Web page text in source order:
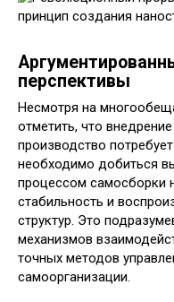
перспективы
Несмотря на
отметить, что
производство
необходимо добиться
процессом самосборки
стабильность и
структур. Это
механизмов
точных методов
самоорганизации.